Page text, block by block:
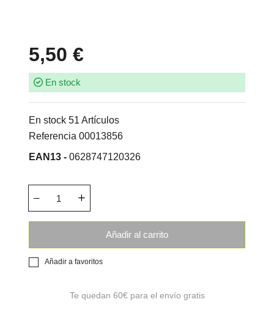
5,50 €
En stock
En stock 51 Artículos
Referencia 00013856
EAN13 - 0628747120326
Añadir al carrito
Añadir a favoritos
Te quedan 60€para el envío gratis